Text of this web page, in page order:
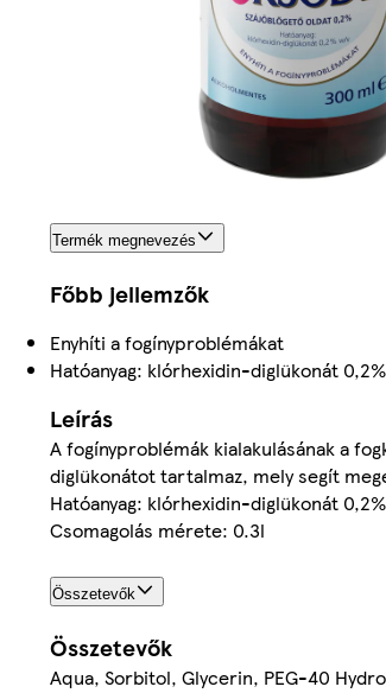
Termék megnevezés
Főbb jellemzők
Enyhíti a fogínyproblémákat
Hatóanyag: klórhexidin-diglükonát
Leírás
A fogínyproblémák kialakulásának a
diglükonátot tartalmaz, mely segít
Hatóanyag: klórhexidin-diglükonát
Csomagolás mérete: 0.3l
Összetevők
Összetevők
Aqua, Sorbitol, Glycerin, PEG-40